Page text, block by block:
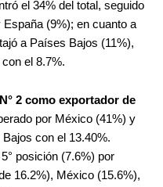
el 34% del total, seguido
(9%); en cuanto a
a Países Bajos (11%),
el 8.7%.
2 como exportador de
por México (41%) y
con el 13.40%.
posición (7.6%) por
16.2%), México (15.6%),